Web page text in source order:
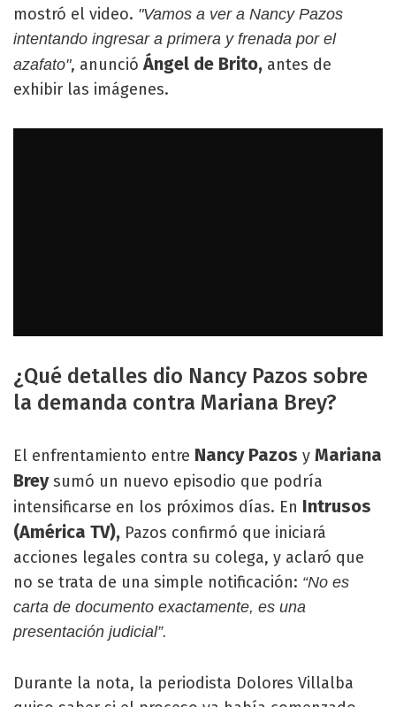
mostró el video. "Vamos a ver a Nancy Pazos
intentando ingresar a primera y frenada por el
azafato", anuncióÁngel de Brito, antes de
exhibir las imágenes.
¿Qué detalles dio Nancy Pazos sobre
la demanda contra Mariana Brey?
El enfrentamiento entre Nancy Pazos y Mariana
Breysumó un nuevo episodio que podría
intensificarse en los próximos días. En Intrusos
(América TV), Pazos confirmó que iniciará
acciones legales contra su colega, y aclaró que
no se trata de una simple notificación: “No es
carta de documento exactamente, es una
presentación judicial”.
Durante la nota, la periodista Dolores Villalba